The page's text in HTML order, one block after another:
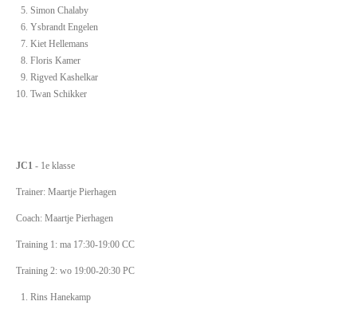
Simon Chalaby
Ysbrandt Engelen
Kiet Hellemans
Floris Kamer
Rigved Kashelkar
Twan Schikker
JC1 - 1e klasse
Trainer: Maartje Pierhagen
Coach: Maartje Pierhagen
Training 1: ma 17:30-19:00 CC
Training 2: wo 19:00-20:30 PC
Rins Hanekamp